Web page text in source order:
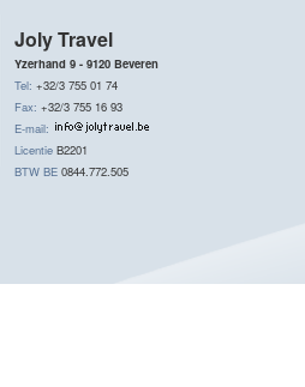
Joly Travel
Yzerhand 9 - 9120 Beveren
Tel: +32/3 755 01 74
Fax: +32/3 755 16 93
E-mail:
Licentie B2201
BTW BE 0844.772.505